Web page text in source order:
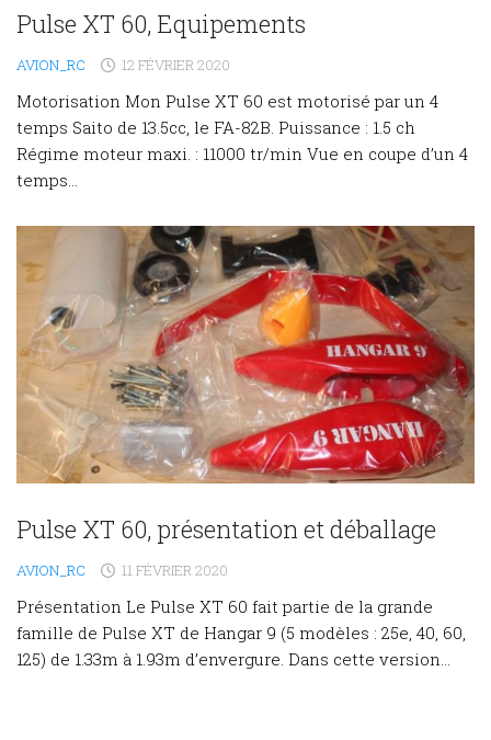
Pulse XT 60, Equipements
AVION_RC 12 FÉVRIER 2020
Motorisation Mon Pulse XT 60 est motorisé par un 4
temps Saito de 13.5cc, le FA-82B. Puissance : 1.5 ch
Régime moteur maxi. : 11000 tr/min Vue en coupe d’un 4
temps...
Pulse XT 60, présentation et déballage
AVION_RC 11 FÉVRIER 2020
Présentation Le Pulse XT 60 fait partie de la grande
famille de Pulse XT de Hangar 9 (5 modèles : 25e, 40, 60,
125) de 1.33m à 1.93m d’envergure. Dans cette version...